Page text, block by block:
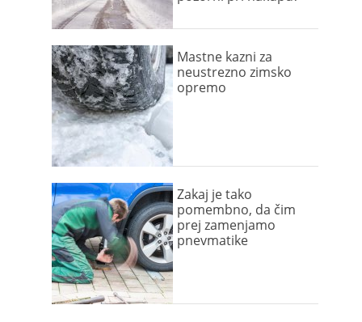
Mastne kazni za
neustrezno zimsko
opremo
Zakaj je tako
pomembno, da čim
prej zamenjamo
pnevmatike